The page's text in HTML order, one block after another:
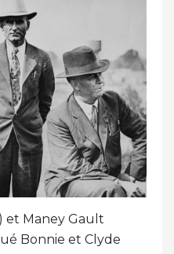
et Maney Gault
Bonnie et Clyde